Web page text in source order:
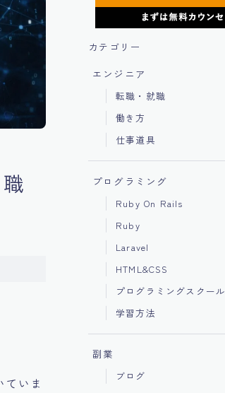
いま
カテゴリー
エンジニア
転職・就職
働き方
仕事道具
プログラミング
Ruby On Rails
Ruby
Laravel
HTML&CSS
プログラミングスクール
学習方法
副業
ブログ